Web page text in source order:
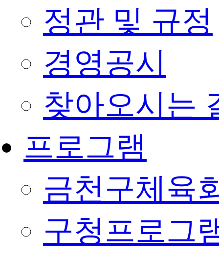
정관 및 규정
경영공시
찾아오시는
프로그램
금천구체육
구청프로그